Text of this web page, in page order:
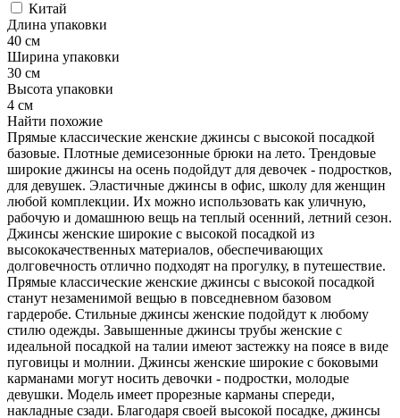
Китай
Длина упаковки
40 см
Ширина упаковки
30 см
Высота упаковки
4 см
Найти похожие
Прямые классические женские джинсы с высокой посадкой
базовые. Плотные демисезонные брюки на лето. Трендовые
широкие джинсы на осень подойдут для девочек - подростков,
для девушек. Эластичные джинсы в офис, школу для женщин
любой комплекции. Их можно использовать как уличную,
рабочую и домашнюю вещь на теплый осенний, летний сезон.
Джинсы женские широкие с высокой посадкой из
высококачественных материалов, обеспечивающих
долговечность отлично подходят на прогулку, в путешествие.
Прямые классические женские джинсы с высокой посадкой
станут незаменимой вещью в повседневном базовом
гардеробе. Стильные джинсы женские подойдут к любому
стилю одежды. Завышенные джинсы трубы женские с
идеальной посадкой на талии имеют застежку на поясе в виде
пуговицы и молнии. Джинсы женские широкие с боковыми
карманами могут носить девочки - подростки, молодые
девушки. Модель имеет прорезные карманы спереди,
накладные сзади. Благодаря своей высокой посадке, джинсы